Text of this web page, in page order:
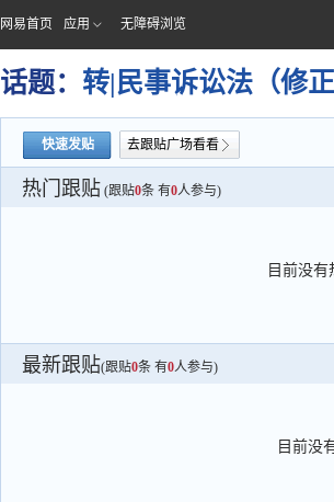
网易首页 应用 无障碍浏览
话题： 转|民事诉讼法（修
快速发贴 去跟贴广场看看
热门跟贴 (跟贴0条 有0人参与)
目前没有
最新跟贴(跟贴0条 有0人参与)
目前没